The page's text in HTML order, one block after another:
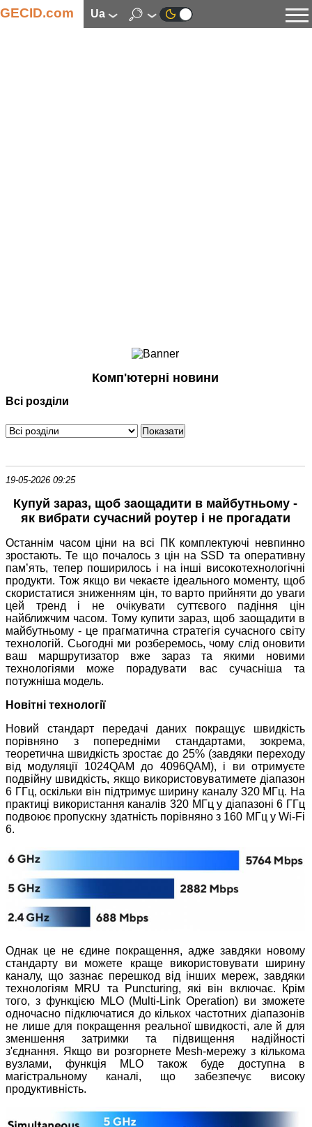
GECID.com ua
Смартфони
Периферія
Програмне забезпечення
Комп'ютерні новини
Всі розділи
19-05-2026 09:25
Купуй зараз, щоб заощадити в майбутньому -
як вибрати сучасний роутер і не прогадати
Останнім часом ціни на всі ПК комплектуючі невпинно
зростають. Те що почалось з цін на SSD та оперативну
пам’ять, тепер поширилось і на інші високотехнологічні
продукти. Тож якщо ви чекаєте ідеального моменту, щоб
скористатися зниженням цін, то варто прийняти до уваги
цей тренд і не очікувати суттєвого падіння цін
найближчим часом. Тому купити зараз, щоб заощадити в
майбутньому - це прагматична стратегія сучасного світу
технологій. Сьогодні ми розберемось, чому слід оновити
ваш маршрутизатор вже зараз та якими новими
технологіями може порадувати вас сучасніша та
потужніша модель.
Новітні технології
Новий стандарт передачі даних покращує швидкість
порівняно з попередніми стандартами, зокрема,
теоретична швидкість зростає до 25% (завдяки переходу
від модуляції 1024QAM до 4096QAM), і ви отримуєте
подвійну швидкість, якщо використовуватимете діапазон
6 ГГц, оскільки він підтримує ширину каналу 320 МГц. На
практиці використання каналів 320 МГц у діапазоні 6 ГГц
подвоює пропускну здатність порівняно з 160 МГц у Wi-Fi
6.
Однак це не єдине покращення, адже завдяки новому
стандарту ви можете краще використовувати ширину
каналу, що зазнає перешкод від інших мереж, завдяки
технологіям MRU та Puncturing, які він включає. Крім
того, з функцією MLO (Multi-Link Operation) ви зможете
одночасно підключатися до кількох частотних діапазонів
не лише для покращення реальної швидкості, але й для
зменшення затримки та підвищення надійності
з'єднання. Якщо ви розгорнете Mesh-мережу з кількома
вузлами, функція MLO також буде доступна в
магістральному каналі, що забезпечує високу
продуктивність.